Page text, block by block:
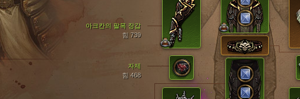
아크칸의 팔목 장갑
힘 739
자제
힘 468